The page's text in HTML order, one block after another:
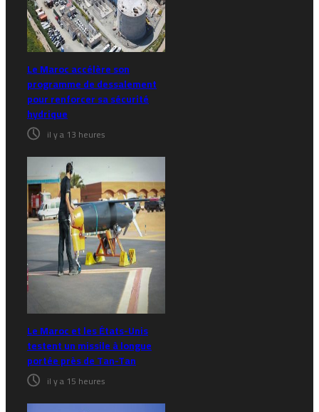
Le Maroc accélère son
programme de dessalement
pour renforcer sa sécurité
hydrique
il y a 13 heures
Le Maroc et les États-Unis
testent un missile à longue
portée près de Tan-Tan
il y a 15 heures